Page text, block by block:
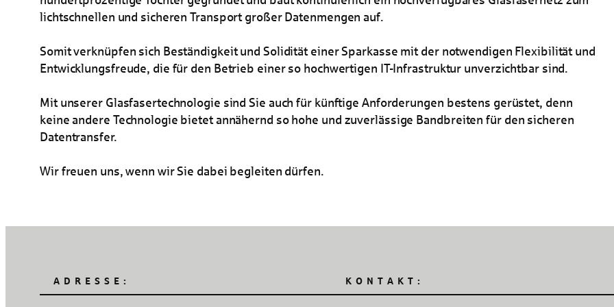
lichtschnellen und sicheren Transport großer Datenmengen auf.
Somit verknüpfen sich Beständigkeit und Solidität einer Sparkasse mit der notwendigen Flexibilität und
Entwicklungsfreude, die für den Betrieb einer so hochwertigen IT-Infrastruktur unverzichtbar sind.
Mit unserer Glasfasertechnologie sind Sie auch für künftige Anforderungen bestens gerüstet, denn
keine andere Technologie bietet annähernd so hohe und zuverlässige Bandbreiten für den sicheren
Datentransfer.
Wir freuen uns, wenn wir Sie dabei begleiten dürfen.
ADRESSE: KONTAKT: